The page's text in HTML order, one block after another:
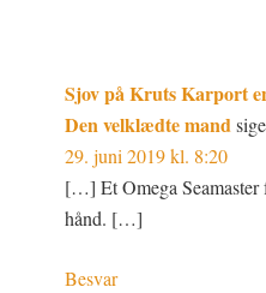
Sjov på Kruts Karport
Den velklædte mand
29. juni 2019 kl. 8:20
[…] Et Omega Seamaster
hånd. […]
Besvar